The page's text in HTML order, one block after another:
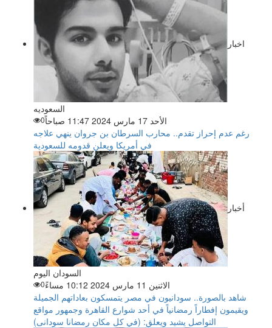
اخبار
السعوديه
الأحد 17 مارس 2024 11:47 صباحاً
0
رغم عدم إحراز تقدم.. محارب السرطان بن جروان ينهي علاجه
في أمريكا ويعلن قدومه للسعودية
أخبار
السودان اليوم
الاثنين 11 مارس 2024 10:12 مساءً
0
شاهد بالصورة.. سودانيون في مصر يتمسكون بعاداتهم الجميلة
ويقيمون إفطاراً رمضانياً في أحد شوارع القاهرة وجمهور مواقع
التواصل يشيد ويعلق: (في كل مكان رمضانا سودانى)